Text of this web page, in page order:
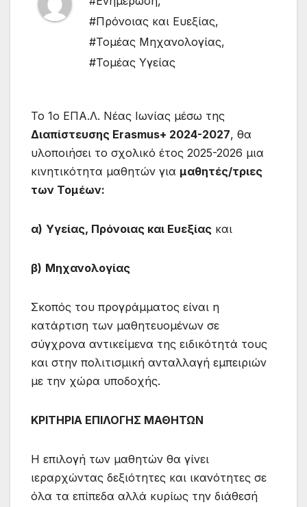
#Πρόνοιας και Ευεξίας,
#Τομέας Μηχανολογίας,
#Τομέας Υγείας
Το 1ο EΠΑ.Λ. Νέας Ιωνίας μέσω της
Διαπίστευσης Erasmus+ 2024-2027, θα
υλοποιήσει το σχολικό έτος 2025-2026 μια
κινητικότητα μαθητών για μαθητές/τριες
των Τομέων:
α) Υγείας, Πρόνοιας και Ευεξίας και
β) Μηχανολογίας
Σκοπός του προγράμματος είναι η
κατάρτιση των μαθητευομένων σε
σύγχρονα αντικείμενα της ειδικότητά τους
και στην πολιτισμική ανταλλαγή εμπειριών
με την χώρα υποδοχής.
ΚΡΙΤΗΡΙΑ ΕΠΙΛΟΓΗΣ ΜΑΘΗΤΩΝ
Η επιλογή των μαθητών θα γίνει
ιεραρχώντας δεξιότητες και ικανότητες σε
όλα τα επίπεδα αλλά κυρίως την διάθεσή